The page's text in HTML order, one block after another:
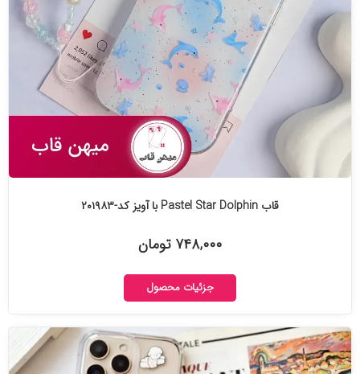
قاب Pastel Star Dolphin با آویز کد-۲۰۱۹۸۳
۷۴۸,۰۰۰ تومان
جزئیات محصول